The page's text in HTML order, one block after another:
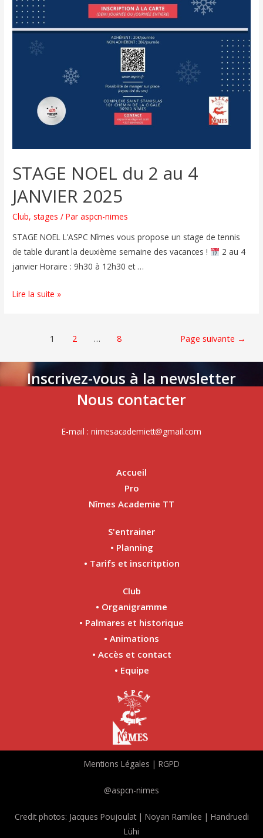
STAGE NOEL du 2 au 4
JANVIER 2025
Club, stages / Paraspcn-nimes
STAGE NOEL L’ASPC Nîmes vous propose un stage de tennis
de table durant la deuxième semaine des vacances !
2 au 4
janvier Horaire : 9h30 à 12h30 et …
Lire la suite »
1 2 … 8 Page suivante →
Inscrivez-vous à la newsletter
Nous contacter
E-mail : nimesacademiett@gmail.com
Accueil
Pro
Nîmes Academie TT
S'entrainer
• Planning
• Tarifs et inscritption
Club
• Organigramme
• Palmares et historique
• Animations
• Accès et contact
• Equipe
Mentions Légales | RGPD
@aspcn-nimes
Credit photos: Jacques Poujoulat | Noyan Ramilee | Handruedi
Lühi